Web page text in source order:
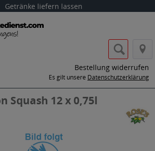
Getränke liefern lassen
Bestellung widerrufen
Es gilt unsere Datenschutzerklärung
Squash 12 x 0,75l